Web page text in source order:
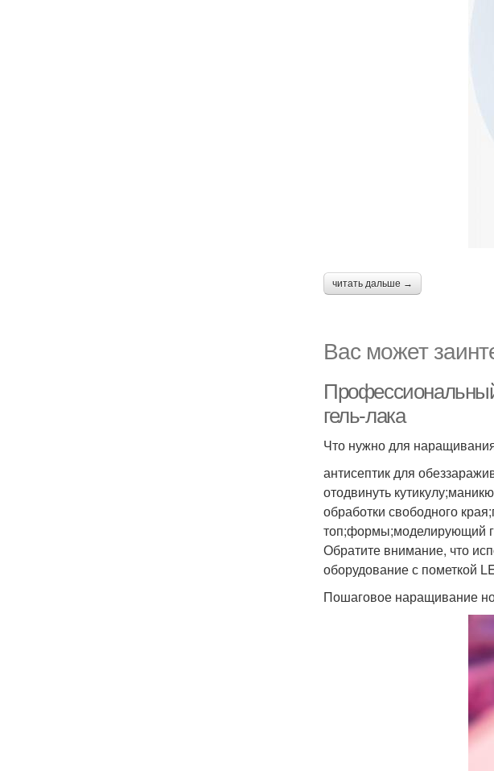
читать дальше →
Вас может
гель-лака
Что нужно для
антисептик для
отодвинуть
обработки свободного
топ;формы;моделирующий
Обратите внимание, что
оборудование с пометкой
Пошаговое наращивание